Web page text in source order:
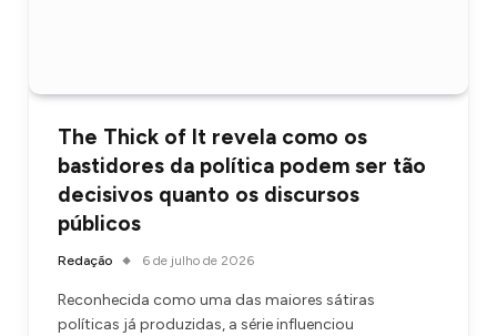
The Thick of It revela como os
bastidores da política podem ser tão
decisivos quanto os discursos
públicos
Redação 6 de julho de 2026
Reconhecida como uma das maiores sátiras
políticas já produzidas, a série influenciou